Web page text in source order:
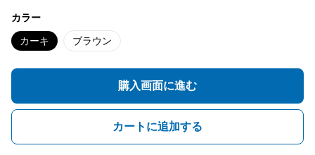
カラー
カーキ ブラウン
購入画面に進む
カートに追加する